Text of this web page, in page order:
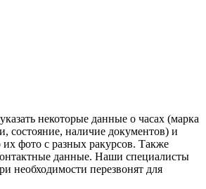
некоторые данные о часах (марка
состояние, наличие документов) и
фото с разных ракурсов. Также
данные. Наши специалисты
необходимости перезвонят для